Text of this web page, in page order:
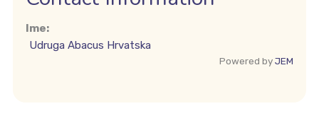
Ime:
Udruga Abacus Hrvatska
Powered byJEM